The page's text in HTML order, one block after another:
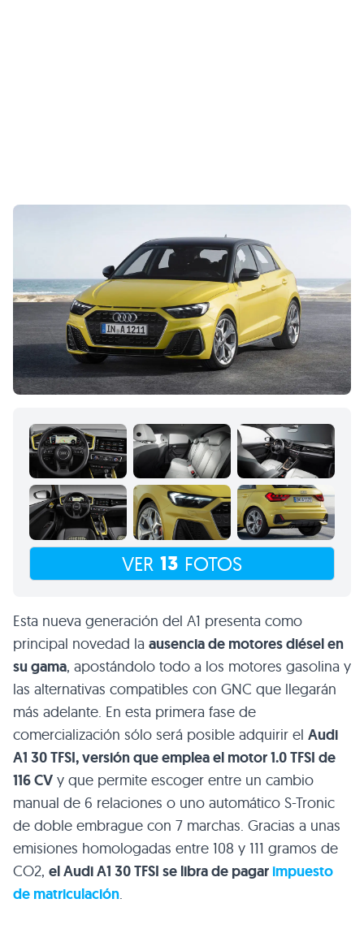
VER 13 FOTOS
Esta nueva generación del A1 presenta como
principal novedad la ausencia de motores diésel en
su gama, apostándolo todo a los motores gasolina y
las alternativas compatibles con GNC que llegarán
más adelante. En esta primera fase de
comercialización sólo será posible adquirir el Audi
A1 30 TFSI, versión que emplea el motor 1.0 TFSI de
116 CV y que permite escoger entre un cambio
manual de 6 relaciones o uno automático S-Tronic
de doble embrague con 7 marchas. Gracias a unas
emisiones homologadas entre 108 y 111 gramos de
CO2, el Audi A1 30 TFSI se libra de pagar impuesto
de matriculación.